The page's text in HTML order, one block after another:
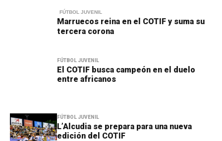
FÚTBOL JUVENIL
Marruecos reina en el COTIF y suma su
tercera corona
FÚTBOL JUVENIL
El COTIF busca campeón en el duelo
entre africanos
FÚTBOL JUVENIL
L’Alcudia se prepara para una nueva
edición del COTIF